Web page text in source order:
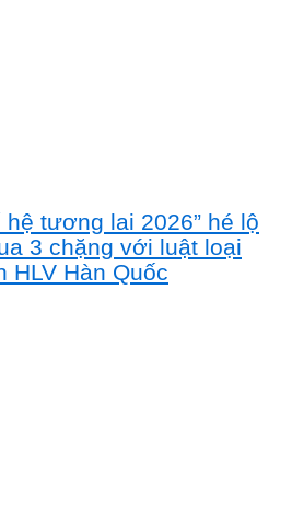
hệ tương lai 2026” hé lộ
3 chặng với luật loại
HLV Hàn Quốc